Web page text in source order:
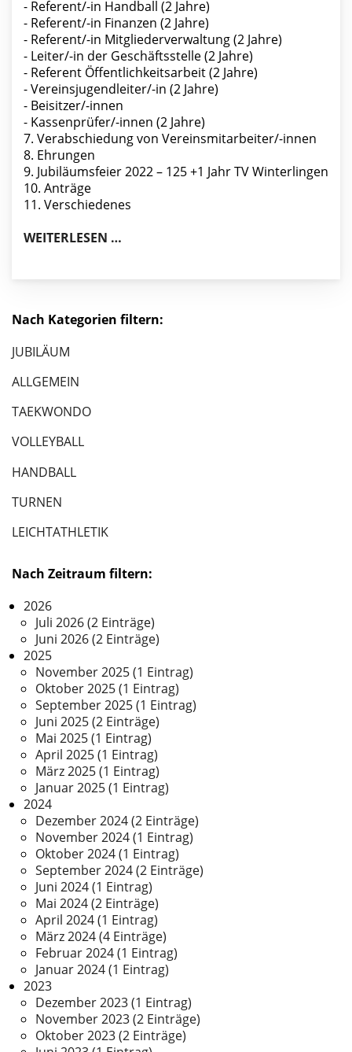
- Referent/-in Handball (2 Jahre)
- Referent/-in Finanzen (2 Jahre)
- Referent/-in Mitgliederverwaltung (2 Jahre)
- Leiter/-in der Geschäftsstelle (2 Jahre)
- Referent Öffentlichkeitsarbeit (2 Jahre)
- Vereinsjugendleiter/-in (2 Jahre)
- Beisitzer/-innen
- Kassenprüfer/-innen (2 Jahre)
7. Verabschiedung von Vereinsmitarbeiter/-innen
8. Ehrungen
9. Jubiläumsfeier 2022 – 125 +1 Jahr TV Winterlingen
10. Anträge
11. Verschiedenes
WEITERLESEN …
Nach Kategorien filtern:
JUBILÄUM
ALLGEMEIN
TAEKWONDO
VOLLEYBALL
HANDBALL
TURNEN
LEICHTATHLETIK
Nach Zeitraum filtern:
2026
Juli 2026 (2 Einträge)
Juni 2026 (2 Einträge)
2025
November 2025 (1 Eintrag)
Oktober 2025 (1 Eintrag)
September 2025 (1 Eintrag)
Juni 2025 (2 Einträge)
Mai 2025 (1 Eintrag)
April 2025 (1 Eintrag)
März 2025 (1 Eintrag)
Januar 2025 (1 Eintrag)
2024
Dezember 2024 (2 Einträge)
November 2024 (1 Eintrag)
Oktober 2024 (1 Eintrag)
September 2024 (2 Einträge)
Juni 2024 (1 Eintrag)
Mai 2024 (2 Einträge)
April 2024 (1 Eintrag)
März 2024 (4 Einträge)
Februar 2024 (1 Eintrag)
Januar 2024 (1 Eintrag)
2023
Dezember 2023 (1 Eintrag)
November 2023 (2 Einträge)
Oktober 2023 (2 Einträge)